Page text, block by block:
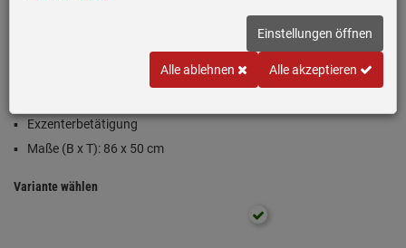
Einbauspüle Fragranit® Onyx (Anthrazit)
Exzenterbetätigung
Maße (B x T): 86 x 50 cm
Variante wählen
Einstellungen öffnen
Alle ablehnen Alle akzeptieren